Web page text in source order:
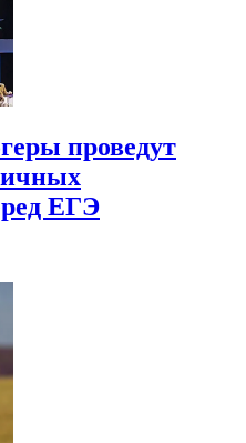
проведут
ЕГЭ